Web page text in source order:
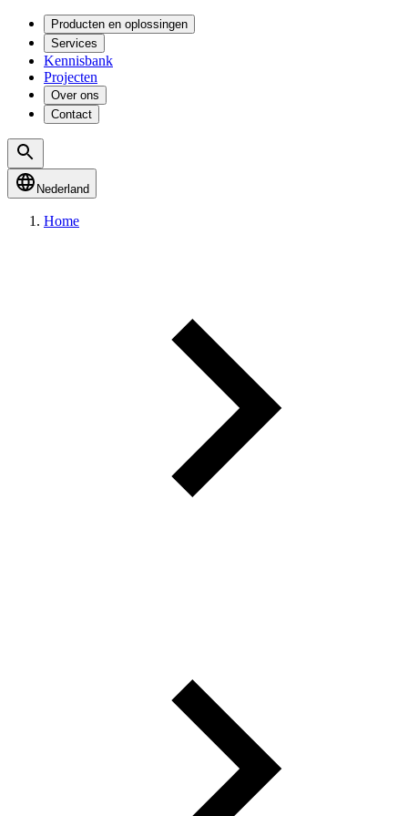
Producten en oplossingen
Services
Kennisbank
Projecten
Over ons
Contact
Nederland
Home